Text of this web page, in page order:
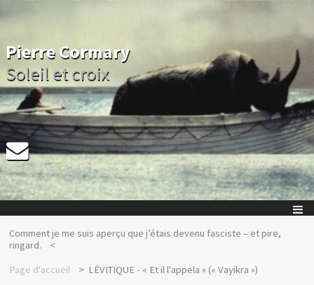
Pierre Cormary
Soleil et croix
Comment je me suis aperçu que j’étais devenu fasciste – et pire,
ringard.
Page d'accueil
LÉVITIQUE - « Et il l'appela » (« Vayikra »)